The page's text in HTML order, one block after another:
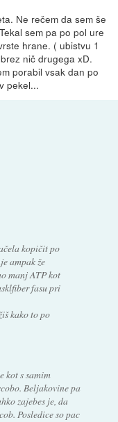
Ne rečem da sem še
sem pa po pol ure
hrane. ( ubistvu 1
nič drugega xD.
porabil vsak dan po
pekel...
kopičit po
ampak že
manj ATP kot
fasu pri
kako to po
kot s samim
Beljakovine pa
zajebes je, da
Posledice so pac